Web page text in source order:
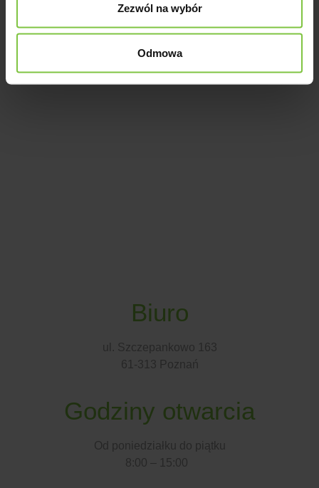
Zezwól na wybór
Odmowa
Biuro
ul. Szczepankowo 163
61-313 Poznań
Godziny otwarcia
Od poniedziałku do piątku
8:00 – 15:00